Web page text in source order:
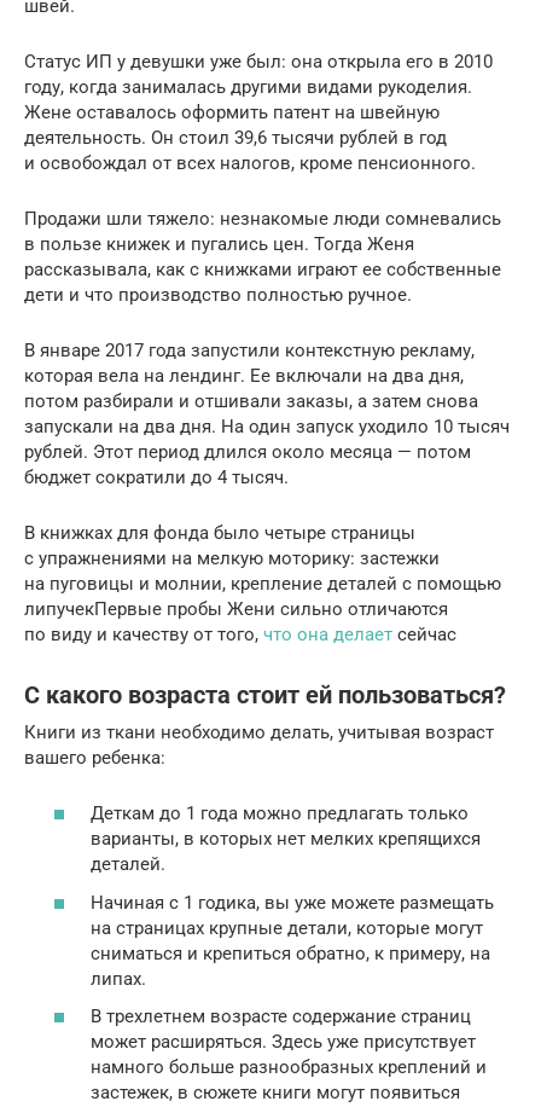
швей.
Статус ИП у девушки уже был: она открыла его в 2010
году, когда занималась другими видами рукоделия.
Жене оставалось оформить патент на швейную
деятельность. Он стоил 39,6 тысячи рублей в год
и освобождал от всех налогов, кроме пенсионного.
Продажи шли тяжело: незнакомые люди сомневались
в пользе книжек и пугались цен. Тогда Женя
рассказывала, как с книжками играют ее собственные
дети и что производство полностью ручное.
В январе 2017 года запустили контекстную рекламу,
которая вела на лендинг. Ее включали на два дня,
потом разбирали и отшивали заказы, а затем снова
запускали на два дня. На один запуск уходило 10 тысяч
рублей. Этот период длился около месяца — потом
бюджет сократили до 4 тысяч.
В книжках для фонда было четыре страницы
с упражнениями на мелкую моторику: застежки
на пуговицы и молнии, крепление деталей с помощью
липучекПервые пробы Жени сильно отличаются
по виду и качеству от того, что она делает сейчас
С какого возраста стоит ей пользоваться?
Книги из ткани необходимо делать, учитывая возраст
вашего ребенка:
Деткам до 1 года можно предлагать только
варианты, в которых нет мелких крепящихся
деталей.
Начиная с 1 годика, вы уже можете размещать
на страницах крупные детали, которые могут
сниматься и крепиться обратно, к примеру, на
липах.
В трехлетнем возрасте содержание страниц
может расширяться. Здесь уже присутствует
намного больше разнообразных креплений и
застежек, в сюжете книги могут появиться